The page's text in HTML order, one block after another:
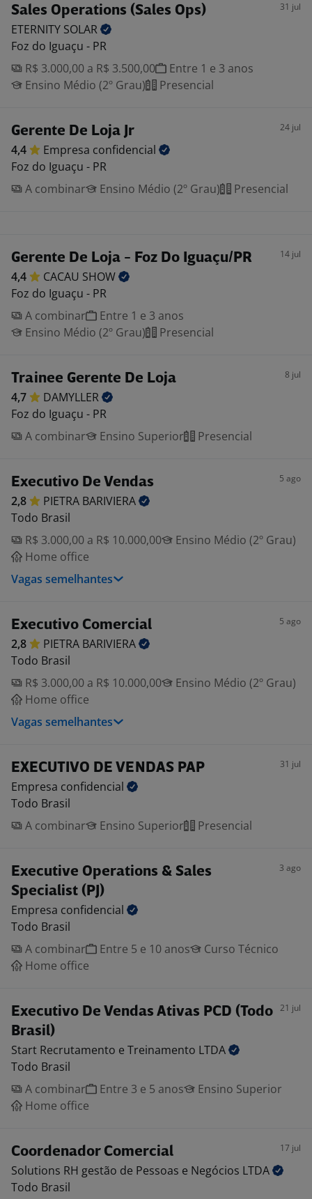
Sales Operations (Sales Ops) 31 jul
ETERNITY SOLAR
Foz do Iguaçu - PR
R$ 3.000,00 a R$ 3.500,00
Entre 1 e 3 anos
Ensino Médio (2º Grau)
Presencial
Gerente De Loja Jr 24 jul
4,4 Empresa confidencial
Foz do Iguaçu - PR
A combinar
Ensino Médio (2º Grau) Presencial
Gerente De Loja - Foz Do Iguaçu/PR 14 jul
4,4 CACAU SHOW
Foz do Iguaçu - PR
A combinar
Entre 1 e 3 anos
Ensino Médio (2º Grau)
Presencial
Trainee Gerente De Loja 8 jul
4,7
DAMYLLER
Foz do Iguaçu - PR
A combinar
Ensino Superior Presencial
Executivo De Vendas 5 ago
2,8 PIETRA BARIVIERA
Todo Brasil
R$ 3.000,00 a R$ 10.000,00
Ensino Médio (2º Grau)
Home office
Vagas semelhantes
Executivo Comercial 5 ago
2,8 PIETRA BARIVIERA
Todo Brasil
R$ 3.000,00 a R$ 10.000,00
Ensino Médio (2º Grau)
Home office
Vagas semelhantes
EXECUTIVO DE VENDAS PAP 31 jul
Empresa confidencial
Todo Brasil
A combinar
Ensino Superior Presencial
Executive Operations & Sales
Specialist (PJ)
3 ago
Empresa confidencial
Todo Brasil
A combinar
Entre 5 e 10 anos
Curso Técnico
Home office
Executivo De Vendas Ativas PCD (Todo
Brasil)
21 jul
Start Recrutamento e Treinamento LTDA
Todo Brasil
A combinar
Entre 3 e 5 anos
Ensino Superior
Home office
Coordenador Comercial 17 jul
Solutions RH gestão de Pessoas e Negócios LTDA
Todo Brasil